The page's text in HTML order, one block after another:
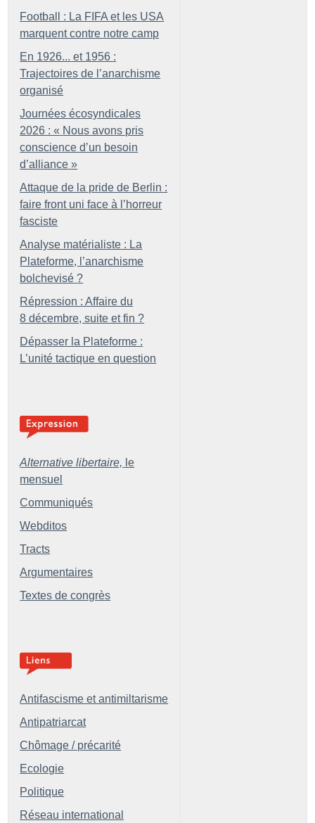
Football : La FIFA et les USA
marquent contre notre camp
En 1926... et 1956 :
Trajectoires de l’anarchisme
organisé
Journées écosyndicales
2026 : « Nous avons pris
conscience d’un besoin
d’alliance »
Attaque de la pride de Berlin :
faire front uni face à l’horreur
fasciste
Analyse matérialiste : La
Plateforme, l’anarchisme
bolchevisé ?
Répression : Affaire du
8 décembre, suite et fin ?
Dépasser la Plateforme :
L’unité tactique en question
Alternative libertaire, le
mensuel
Communiqués
Webditos
Tracts
Argumentaires
Textes de congrès
Antifascisme et antimiltarisme
Antipatriarcat
Chômage / précarité
Ecologie
Politique
Réseau international